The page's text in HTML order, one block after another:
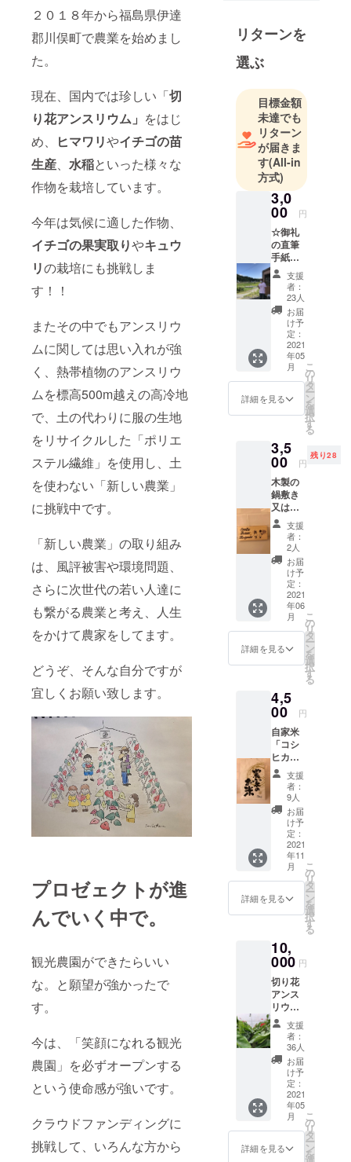
２０１８年から福島県伊達
郡川俣町で農業を始めまし
た。
現在、国内では珍しい「切
り花アンスリウム」 をはじ
め、
ヒマワリやイチゴの苗
生産、 水稲といった様々な
作物を栽培しています。
今年は気候に適した作物、
イチゴの果実取りやキュウ
リの栽培にも挑戦しま
す！！
またその中でもアンスリウ
ムに関しては思い入れが強
く、熱帯植物のアンスリウ
ムを標高500m越えの高冷地
で、土の代わりに服の生地
をリサイクルした「ポリエ
ステル繊維」を使用し、土
を使わない「新しい農業」
に挑戦中です。
「新しい農業」の取り組み
は、風評被害や環境問題、
さらに次世代の若い人達に
も繋がる農業と考え、人生
をかけて農家をしてます。
どうぞ、そんな自分ですが
宜しくお願い致します。
プロゼェクトが進
んでいく中で。
観光農園ができたらいい
な。と願望が強かったで
す。
今は、「笑顔になれる観光
農園」を必ずオープンする
という使命感が強いです。
クラウドファンディングに
挑戦して、いろんな方から
す。
メージを変
「スーツを
着て農業」
「デートス
ポットに農
園」
そんな新し
い選択肢を
作っていき
たいと思っ
てます。
熱い気持ち
と実行力が
あります。
よろしくお
願い致しま
す
リターンを
選ぶ
目標金額
未達でも
リターン
が届きま
す(All-in
方式)
3,0
00 円
☆御礼
の直筆
手紙☆
感謝の
気持ち
を全力
で込め
て御礼
を書か
せて頂
きます
支援
者：
23人
お届
け予
定：
2021
年05
月
詳細を見る
こ
の
リ
タ
ー
ン
を
選
択
す
る
3,5
00 円
残り28
木製の
鍋敷き
又は表
札（イ
ンテリ
ア）の
どちら
か１点
選べま
す。 木
の型か
ら絵ま
ですべ
て手作
り。 絵
のデザ
そのま
まで
す。 表
札（イ
ンテリ
ア）名
前の文
字だ
け、変
更でき
ます。
３行ま
で、文
字を入
れられ
ます ※
水に浸
の色が
薄くな
ること
があり
ます 鍋
敷き
縦15ｃ
ｍ×横
13.5ｃ
ｍ
取って
部分は
入れて
ません
表札
（イン
テリ
支援
者：
2人
お届
け予
定：
2021
年06
月
詳細を見る
こ
の
リ
タ
ー
ン
を
選
択
す
る
4,5
00 円
自家米
「コシ
ヒカ
リ」5ｋ
ｇ×2
袋
（精米
してお
りま
す） 去
年より
始めた
水稲。
今年も
美味し
いお米
ること
を願っ
て作っ
ていき
ます。
5ｋｇで
袋分け
してい
るの
で、ご
家族、
ご友人
などに
配るこ
ともで
きま
す。
支援
者：
9人
お届
け予
定：
2021
年11
月
詳細を見る
こ
の
リ
タ
ー
ン
を
選
択
す
る
10,
000 円
切り花
アンス
リウム
10本
（色・
サイズ
お任せ
ミック
ス）1箱
お届け
鮮やか
なアン
スリウ
ム・花
もちの
支援
者：
36人
お届
け予
定：
2021
年05
月
詳細を見る
こ
の
リ
タ
ー
ン
を